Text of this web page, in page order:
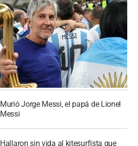
Murió Jorge Messi, el papá de Lionel
Messi
Hallaron sin vida al kitesurfista que